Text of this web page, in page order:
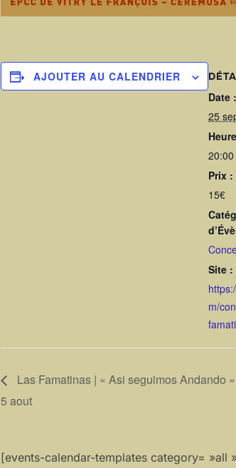
AJOUTER AU CALENDRIER
Date :
25
20:00
Prix :
15€
Site :
m/
Las Famatinas | « Asi seguimos Andando
5 aout
[events-calendar-templates category= »all